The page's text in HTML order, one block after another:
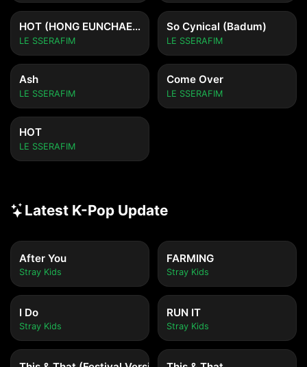
HOT (HONG EUNCHAE ver.)
LE SSERAFIM
So Cynical (Badum)
LE SSERAFIM
Ash
LE SSERAFIM
Come Over
LE SSERAFIM
HOT
LE SSERAFIM
Latest K-Pop Update
After You
Stray Kids
FARMING
Stray Kids
I Do
Stray Kids
RUN IT
Stray Kids